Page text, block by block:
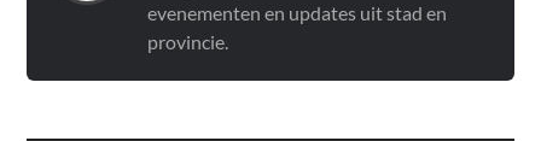
evenementen en updates uit stad en
provincie.